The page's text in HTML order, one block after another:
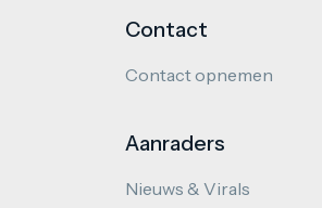
Contact
Contact opnemen
Aanraders
Nieuws & Virals